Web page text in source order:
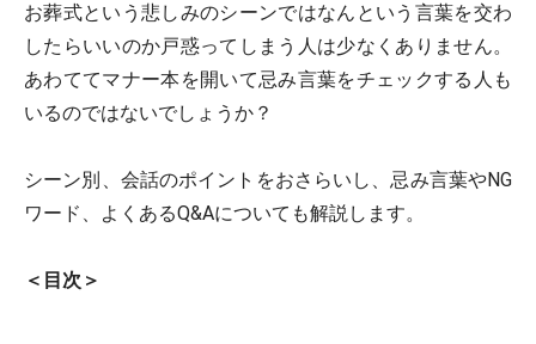
お葬式という悲しみのシーンではなんという言葉を交わ
したらいいのか戸惑ってしまう人は少なくありません。
あわててマナー本を開いて忌み言葉をチェックする人も
いるのではないでしょうか？
シーン別、会話のポイントをおさらいし、忌み言葉やNG
ワード、よくあるQ&Aについても解説します。
＜目次＞